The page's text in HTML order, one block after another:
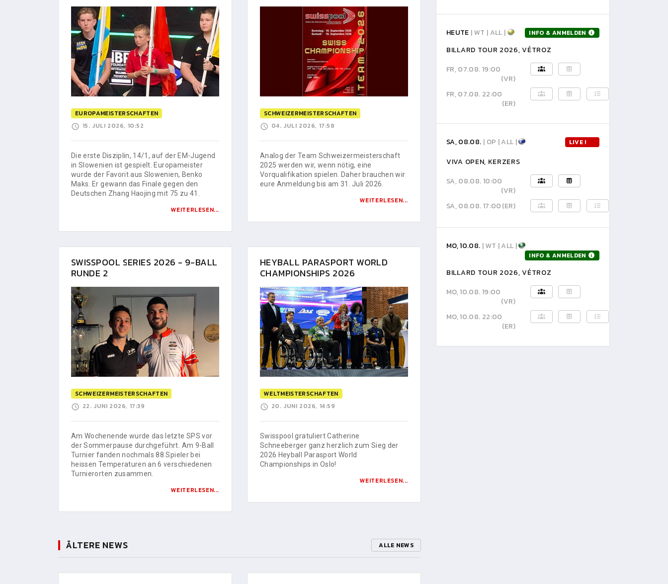
EUROPAMEISTERSCHAFTEN
15. JULI 2026, 10:52
Die erste Disziplin, 14/1, auf der EM-Jugend
in Slowenien ist gespielt. Europameister
wurde der Favorit aus Slowenien, Benko
Maks. Er gewann das Finale gegen den
Deutschen Zhang Haojing mit 75 zu 41.
WEITERLESEN...
SCHWEIZERMEISTERSCHAFTEN
04. JULI 2026, 17:58
Analog der Team Schweizermeisterschaft
2025 werden wir, wenn nötig, eine
Vorqualifikation spielen. Daher brauchen wir
eure Anmeldung bis am 31. Juli 2026.
WEITERLESEN...
SWISSPOOL SERIES 2026 - 9-BALL
RUNDE 2
SCHWEIZERMEISTERSCHAFTEN
22. JUNI 2026, 17:39
Am Wochenende wurde das letzte SPS vor
der Sommerpause durchgeführt. Am 9-Ball
Turnier fanden nochmals 88 Spieler bei
heissen Temperaturen an 6 verschiedenen
Turnierorten zusammen.
WEITERLESEN...
HEYBALL PARASPORT WORLD
CHAMPIONSHIPS 2026
WELTMEISTERSCHAFTEN
20. JUNI 2026, 14:59
Swisspool gratuliert Catherine
Schneeberger ganz herzlich zum Sieg der
2026 Heyball Parasport World
Championships in Oslo!
WEITERLESEN...
ÄLTERE NEWS ALLE NEWS
HEUTE | WT | ALL | INFO & ANMELDEN
BILLARD TOUR 2026, VÉTROZ
FR, 07.08. 19:00
(VR)
FR, 07.08. 22:00
(ER)
SA, 08.08. | OP | ALL | LIVE !
VIVA OPEN, KERZERS
SA, 08.08. 10:00
(VR)
SA, 08.08. 17:00(ER)
MO, 10.08. | WT | ALL |
INFO & ANMELDEN
BILLARD TOUR 2026, VÉTROZ
MO, 10.08. 19:00
(VR)
MO, 10.08. 22:00
(ER)